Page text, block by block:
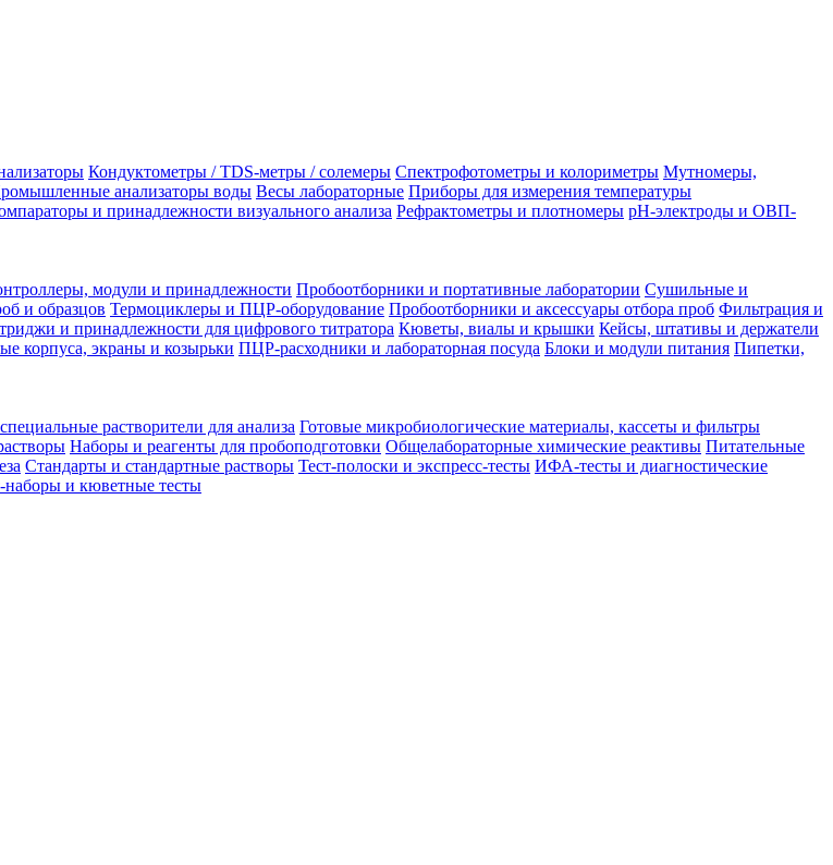
Кондуктометры / TDS-метры / солемеры Спектрофотометры и колориметры Мутномеры,
анализаторы воды Весы лабораторные Приборы для измерения температуры
и принадлежности визуального анализа Рефрактометры и плотномеры pH-электроды и ОВП-
модули и принадлежности Пробоотборники и портативные лаборатории Сушильные и
и образцов Термоциклеры и ПЦР-оборудование Пробоотборники и аксессуары отбора проб Фильтрация и
и принадлежности для цифрового титратора Кюветы, виалы и крышки Кейсы, штативы и держатели
корпуса, экраны и козырьки ПЦР-расходники и лабораторная посуда Блоки и модули питания Пипетки,
растворители для анализа Готовые микробиологические материалы, кассеты и фильтры
Наборы и реагенты для пробоподготовки Общелабораторные химические реактивы Питательные
Стандарты и стандартные растворы Тест-полоски и экспресс-тесты ИФА-тесты и диагностические
наборы и кюветные тесты